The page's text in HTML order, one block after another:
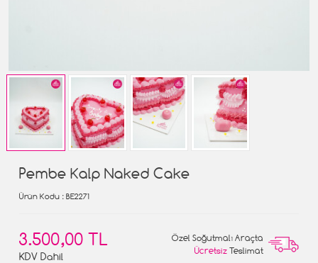
Pembe Kalp Naked Cake
Ürün Kodu : BE2271
3.500,00 TL
KDV Dahil
Özel Soğutmalı Araçta
Ücretsiz Teslimat